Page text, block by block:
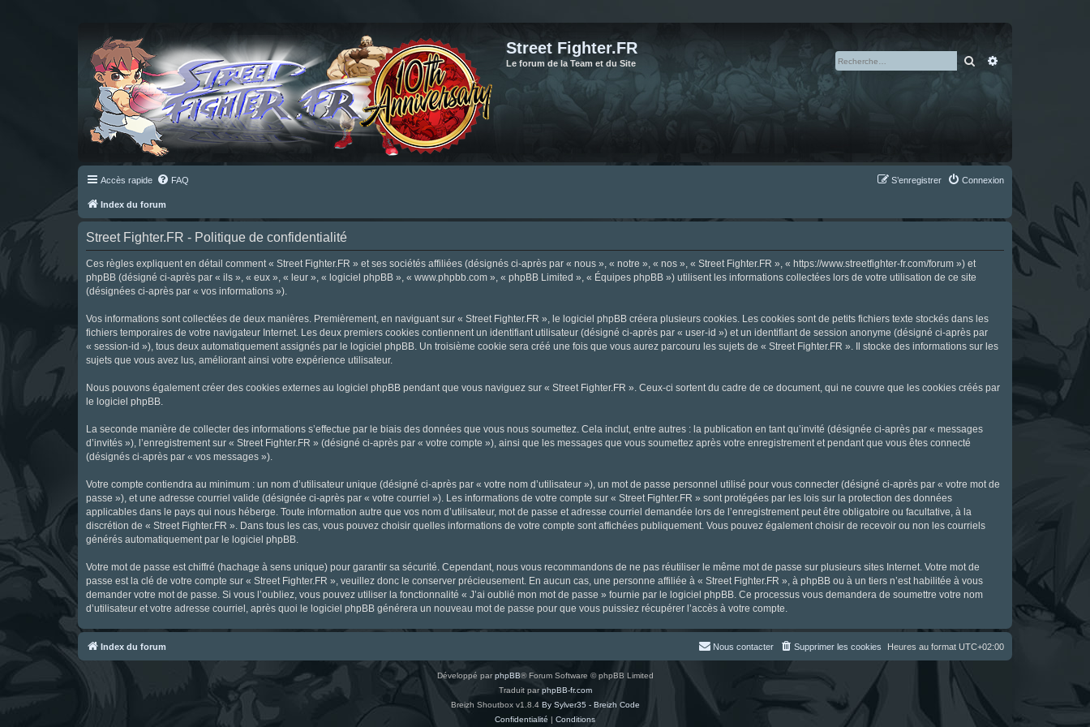
Street Fighter.FR
Le forum de la Team et du Site Rechercher
Accès rapide FAQ Connexion
S’enregistrer
Index du forum
Street Fighter.FR - Politique de confidentialité
Ces règles expliquent en détail comment « Street Fighter.FR » et ses sociétés affiliées (désignés ci-après par « nous », « notre », « nos », « Street Fighter.FR », « https://www.streetfighter-fr.com/forum ») et
phpBB (désigné ci-après par « ils », « eux », « leur », « logiciel phpBB », « www.phpbb.com », « phpBB Limited », « Équipes phpBB ») utilisent les informations collectées lors de votre utilisation de ce site
(désignées ci-après par « vos informations »).
Vos informations sont collectées de deux manières. Premièrement, en naviguant sur « Street Fighter.FR », le logiciel phpBB créera plusieurs cookies. Les cookies sont de petits fichiers texte stockés dans les
fichiers temporaires de votre navigateur Internet. Les deux premiers cookies contiennent un identifiant utilisateur (désigné ci-après par « user-id ») et un identifiant de session anonyme (désigné ci-après par
« session-id »), tous deux automatiquement assignés par le logiciel phpBB. Un troisième cookie sera créé une fois que vous aurez parcouru les sujets de « Street Fighter.FR ». Il stocke des informations sur les
sujets que vous avez lus, améliorant ainsi votre expérience utilisateur.
Nous pouvons également créer des cookies externes au logiciel phpBB pendant que vous naviguez sur « Street Fighter.FR ». Ceux-ci sortent du cadre de ce document, qui ne couvre que les cookies créés par
le logiciel phpBB.
La seconde manière de collecter des informations s’effectue par le biais des données que vous nous soumettez. Cela inclut, entre autres : la publication en tant qu’invité (désignée ci-après par « messages
d’invités »), l’enregistrement sur « Street Fighter.FR » (désigné ci-après par « votre compte »), ainsi que les messages que vous soumettez après votre enregistrement et pendant que vous êtes connecté
(désignés ci-après par « vos messages »).
Votre compte contiendra au minimum : un nom d’utilisateur unique (désigné ci-après par « votre nom d’utilisateur »), un mot de passe personnel utilisé pour vous connecter (désigné ci-après par « votre mot de
passe »), et une adresse courriel valide (désignée ci-après par « votre courriel »). Les informations de votre compte sur « Street Fighter.FR » sont protégées par les lois sur la protection des données
applicables dans le pays qui nous héberge. Toute information autre que vos nom d’utilisateur, mot de passe et adresse courriel demandée lors de l’enregistrement peut être obligatoire ou facultative, à la
discrétion de « Street Fighter.FR ». Dans tous les cas, vous pouvez choisir quelles informations de votre compte sont affichées publiquement. Vous pouvez également choisir de recevoir ou non les courriels
générés automatiquement par le logiciel phpBB.
Votre mot de passe est chiffré (hachage à sens unique) pour garantir sa sécurité. Cependant, nous vous recommandons de ne pas réutiliser le même mot de passe sur plusieurs sites Internet. Votre mot de
passe est la clé de votre compte sur « Street Fighter.FR », veuillez donc le conserver précieusement. En aucun cas, une personne affiliée à « Street Fighter.FR », à phpBB ou à un tiers n’est habilitée à vous
demander votre mot de passe. Si vous l’oubliez, vous pouvez utiliser la fonctionnalité « J’ai oublié mon mot de passe » fournie par le logiciel phpBB. Ce processus vous demandera de soumettre votre nom
d’utilisateur et votre adresse courriel, après quoi le logiciel phpBB générera un nouveau mot de passe pour que vous puissiez récupérer l’accès à votre compte.
Index du forum Heures au format UTC+02:00
Supprimer les cookies
Nous contacter
Développé parphpBB® Forum Software © phpBB Limited
Traduit parphpBB-fr.com
Breizh Shoutbox v1.8.4 By Sylver35 - Breizh Code
Confidentialité | Conditions